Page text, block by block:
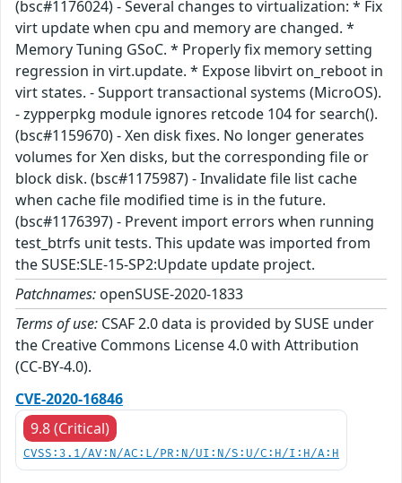
(bsc#1176024) - Several changes to virtualization: * Fix
virt update when cpu and memory are changed. *
Memory Tuning GSoC. * Properly fix memory setting
regression in virt.update. * Expose libvirt on_reboot in
virt states. - Support transactional systems (MicroOS).
- zypperpkg module ignores retcode 104 for search().
(bsc#1159670) - Xen disk fixes. No longer generates
volumes for Xen disks, but the corresponding file or
block disk. (bsc#1175987) - Invalidate file list cache
when cache file modified time is in the future.
(bsc#1176397) - Prevent import errors when running
test_btrfs unit tests. This update was imported from
the SUSE:SLE-15-SP2:Update update project.
Patchnames: openSUSE-2020-1833
Terms of use: CSAF 2.0 data is provided by SUSE under
the Creative Commons License 4.0 with Attribution
(CC-BY-4.0).
CVE-2020-16846
9.8 (Critical)
CVSS:3.1/AV:N/AC:L/PR:N/UI:N/S:U/C:H/I:H/A:H